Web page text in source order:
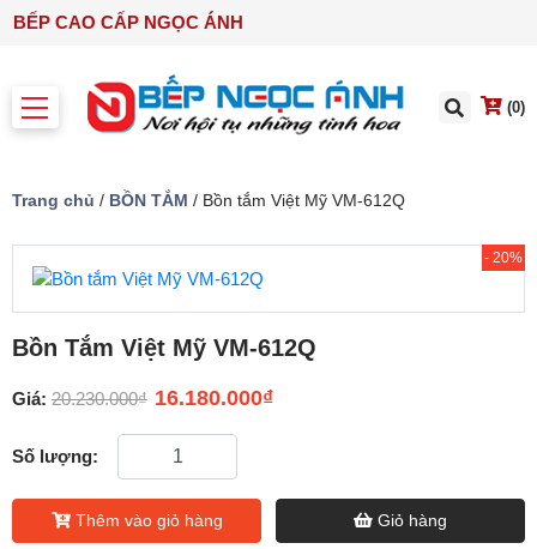
BẾP CAO CẤP NGỌC ÁNH
(0)
Trang chủ / BỒN TẮM / Bồn tắm Việt Mỹ VM-612Q
- 20%
Bồn Tắm Việt Mỹ VM-612Q
Giá: 20.230.000₫ 16.180.000₫
Số lượng:
Thêm vào giỏ hàng Giỏ hàng